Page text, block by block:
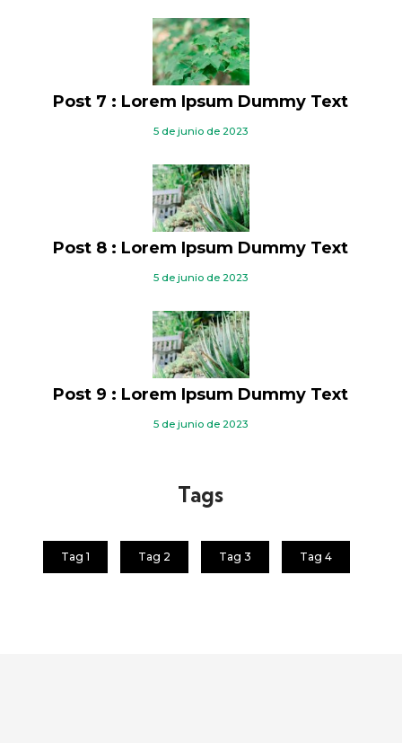
Post 7 : Lorem Ipsum Dummy Text
5 de junio de 2023
Post 8 : Lorem Ipsum Dummy Text
5 de junio de 2023
Post 9 : Lorem Ipsum Dummy Text
5 de junio de 2023
Tags
Tag 1 Tag 2 Tag 3 Tag 4